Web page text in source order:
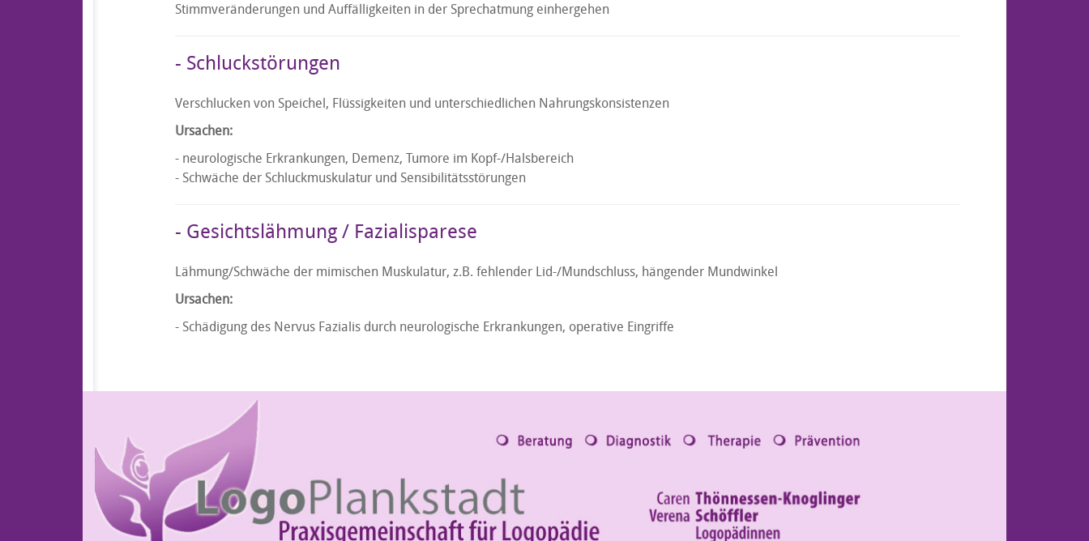
Stimmveränderungen und Auffälligkeiten in der Sprechatmung einhergehen
- Schluckstörungen
Verschlucken von Speichel, Flüssigkeiten und unterschiedlichen Nahrungskonsistenzen
Ursachen:
- neurologische Erkrankungen, Demenz, Tumore im Kopf-/Halsbereich
- Schwäche der Schluckmuskulatur und Sensibilitätsstörungen
- Gesichtslähmung / Fazialisparese
Lähmung/Schwäche der mimischen Muskulatur, z.B. fehlender Lid-/Mundschluss, hängender Mundwinkel
Ursachen:
- Schädigung des Nervus Fazialis durch neurologische Erkrankungen, operative Eingriffe